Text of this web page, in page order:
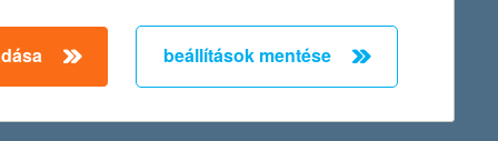
← Első Előző Következő utolsó →
beállítások mentése